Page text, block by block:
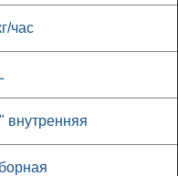
час
внутренняя